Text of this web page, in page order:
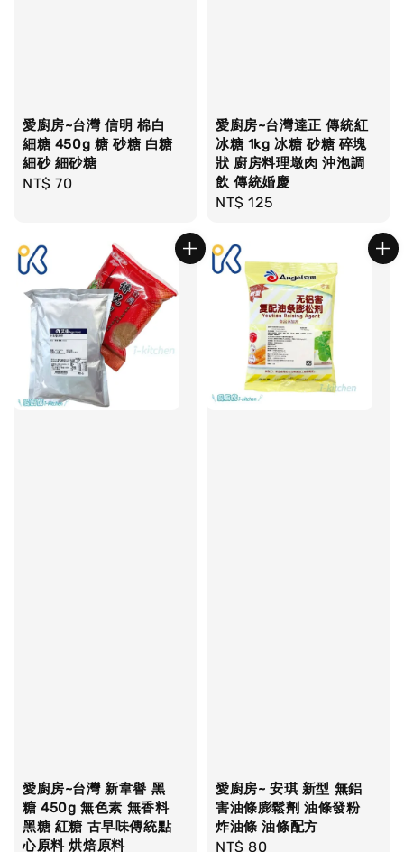
愛廚房~台灣 信明 棉白
細糖 450g 糖 砂糖 白糖
細砂 細砂糖
Regular
NT$ 70
愛廚房~台灣達正 傳統紅
冰糖 1kg 冰糖 砂糖 碎塊
狀 廚房料理墩肉 沖泡調
飲 傳統婚慶
Regular
NT$ 125
愛廚房~台灣 新韋譽 黑
糖 450g 無色素 無香料
黑糖 紅糖 古早味傳統點
心原料 烘焙原料
愛廚房~ 安琪 新型 無鋁
害油條膨鬆劑 油條發粉
炸油條 油條配方
Regular
NT$ 80